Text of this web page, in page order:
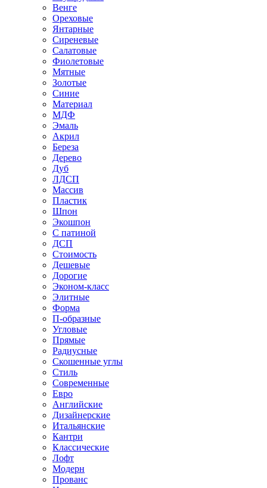
Венге
Ореховые
Янтарные
Сиреневые
Салатовые
Фиолетовые
Мятные
Золотые
Синие
Материал
МДФ
Эмаль
Акрил
Береза
Дерево
Дуб
ЛДСП
Массив
Пластик
Шпон
Экошпон
С патиной
ДСП
Стоимость
Дешевые
Дорогие
Эконом-класс
Элитные
Форма
П-образные
Угловые
Прямые
Радиусные
Скошенные углы
Стиль
Современные
Евро
Английские
Дизайнерские
Итальянские
Кантри
Классические
Лофт
Модерн
Прованс